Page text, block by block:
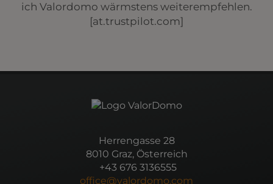
ich Valordomo wärmstens weiterempfehlen.
[at.trustpilot.com]
Herrengasse 28
8010 Graz, Österreich
+43 676 3136555
office@valordomo.com